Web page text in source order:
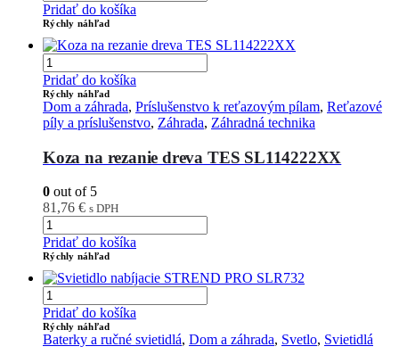
Pridať do košíka
Rýchly náhľad
Pridať do košíka
Rýchly náhľad
Dom a záhrada, Príslušenstvo k reťazovým pílam, Reťazové
píly a príslušenstvo, Záhrada, Záhradná technika
Koza na rezanie dreva TES SL114222XX
0 out of 5
81,76 € s DPH
Pridať do košíka
Rýchly náhľad
Pridať do košíka
Rýchly náhľad
Baterky a ručné svietidlá, Dom a záhrada, Svetlo, Svietidlá